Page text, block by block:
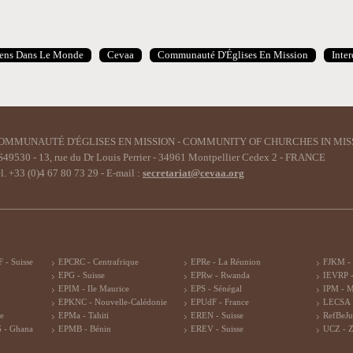
Dans Le Monde Cevaa Communauté D'Églises En Mission
D'ÉGLISES EN MISSION - COMMUNITY OF CHURCHES IN
- 13, rue du Dr Louis Perrier - 34961 Montpellier Cedex 2 - FRANCE
+33 (0)4 67 80 73 29 - E-mail : secretariat@cevaa.org
- Suisse
- Ghana
EPCRC - Centrafrique
EPG - Suisse
EPIM - Ile Maurice
EPKNC - Nouvelle-Calédonie
EPMa - Tahiti
EPMB - Bénin
EPRe - La Réunion
EPRw - Rwanda
EPS - Sénégal
EPUdF - France
EREN - Suisse
EREV - Suisse
FJKM -
IEVRP
IPM -
LECSA
UCZ -